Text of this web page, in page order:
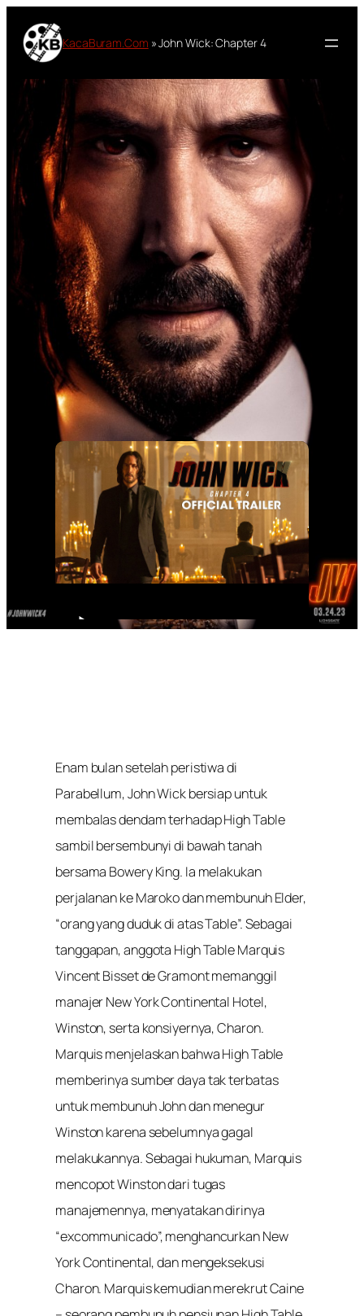
konten
KacaBuram.Com »John Wick: Chapter 4
Sinopsis Film John
Wick: Chapter 4
2023
Oleh
Masbo
21 Januari 2025
Enam bulan setelah peristiwa di
Parabellum, John Wick bersiap untuk
membalas dendam terhadap High Table
sambil bersembunyi di bawah tanah
bersama Bowery King. Ia melakukan
perjalanan ke Maroko dan membunuh Elder,
“orang yang duduk di atas Table”. Sebagai
tanggapan, anggota High Table Marquis
Vincent Bisset de Gramont memanggil
manajer New York Continental Hotel,
Winston, serta konsiyernya, Charon.
Marquis menjelaskan bahwa High Table
memberinya sumber daya tak terbatas
untuk membunuh John dan menegur
Winston karena sebelumnya gagal
melakukannya. Sebagai hukuman, Marquis
mencopot Winston dari tugas
manajemennya, menyatakan dirinya
“excommunicado”, menghancurkan New
York Continental, dan mengeksekusi
Charon. Marquis kemudian merekrut Caine